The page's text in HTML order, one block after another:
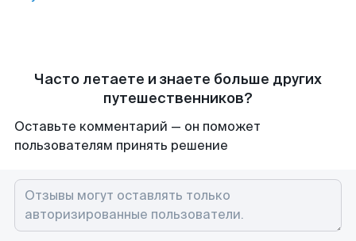
Часто летаете и знаете больше других
путешественников?
Оставьте комментарий — он поможет
пользователям принять решение